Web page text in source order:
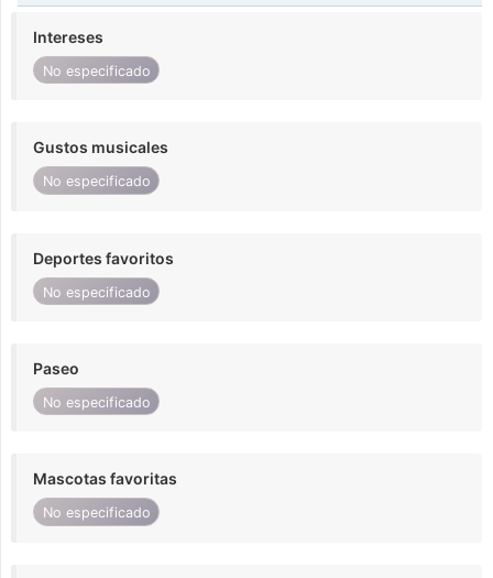
Intereses
No especificado
Gustos musicales
No especificado
Deportes favoritos
No especificado
Paseo
No especificado
Mascotas favoritas
No especificado